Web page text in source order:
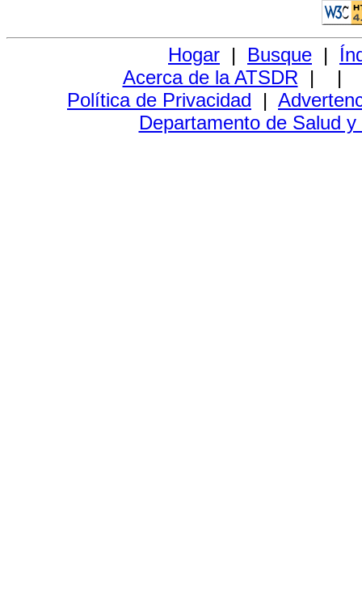
Hogar | Busque |
Acerca de la ATSDR | |
Política de Privacidad |
Departamento de Salud